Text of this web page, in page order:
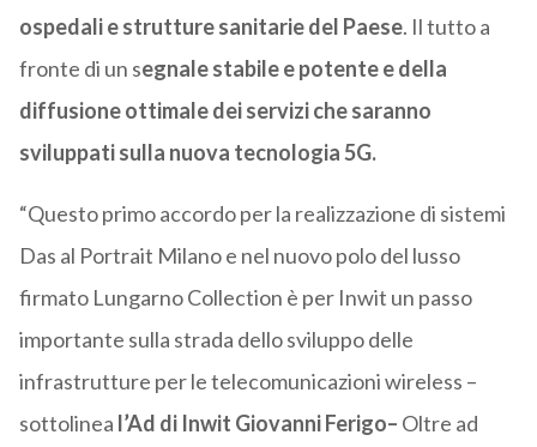
ospedali e strutture sanitarie del Paese. Il tutto a
fronte di un segnale stabile e potente e della
diffusione ottimale dei servizi che saranno
sviluppati sulla nuova tecnologia 5G.
“Questo primo accordo per la realizzazione di sistemi
Das al Portrait Milano e nel nuovo polo del lusso
firmato Lungarno Collection è per Inwit un passo
importante sulla strada dello sviluppo delle
infrastrutture per le telecomunicazioni wireless –
sottolinea l’Ad di Inwit Giovanni Ferigo– Oltre ad